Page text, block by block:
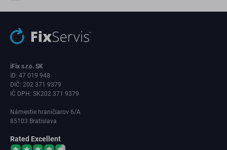
iFix s.r.o. SK
ID: 47 019 948
DIČ: 202 371 9379
IČ DPH: SK202 371 9379
Námestie hraničiarov 6/A
85103 Bratislava
Rated Excellent